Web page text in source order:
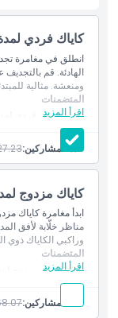
سياسة الأطفال
ما يجب معرفته
الموقع
سياسة الإلغاء
كاياك فردي لمدة 60
الهادئة. قم بالتجديف
ومنعشة. مثالية
اقرأ المزيد
المتضمنات
تجربة كاياك فردي لمدة 60 دقيقة في مياه
تجديف ذو مناظر
مناسب للمبتدئين
مغامرة خارجية
عدد المشاركين:
كاياك مزدوج لمدة 60
مناظر خلّابة لأفق
وراكبي الكاياك ذوي
اقرأ المزيد
المتضمنات
تأجير كاياك مزدوج لمدة 60
رحلة ذات مناظر
تجربة مائية هادئة
مناسبة للمبتدئين
عدد المشاركين: